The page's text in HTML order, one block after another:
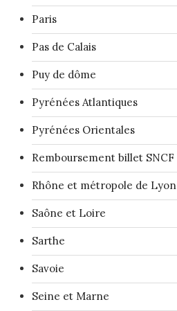
Paris
Pas de Calais
Puy de dôme
Pyrénées Atlantiques
Pyrénées Orientales
Remboursement billet SNCF
Rhône et métropole de Lyon
Saône et Loire
Sarthe
Savoie
Seine et Marne